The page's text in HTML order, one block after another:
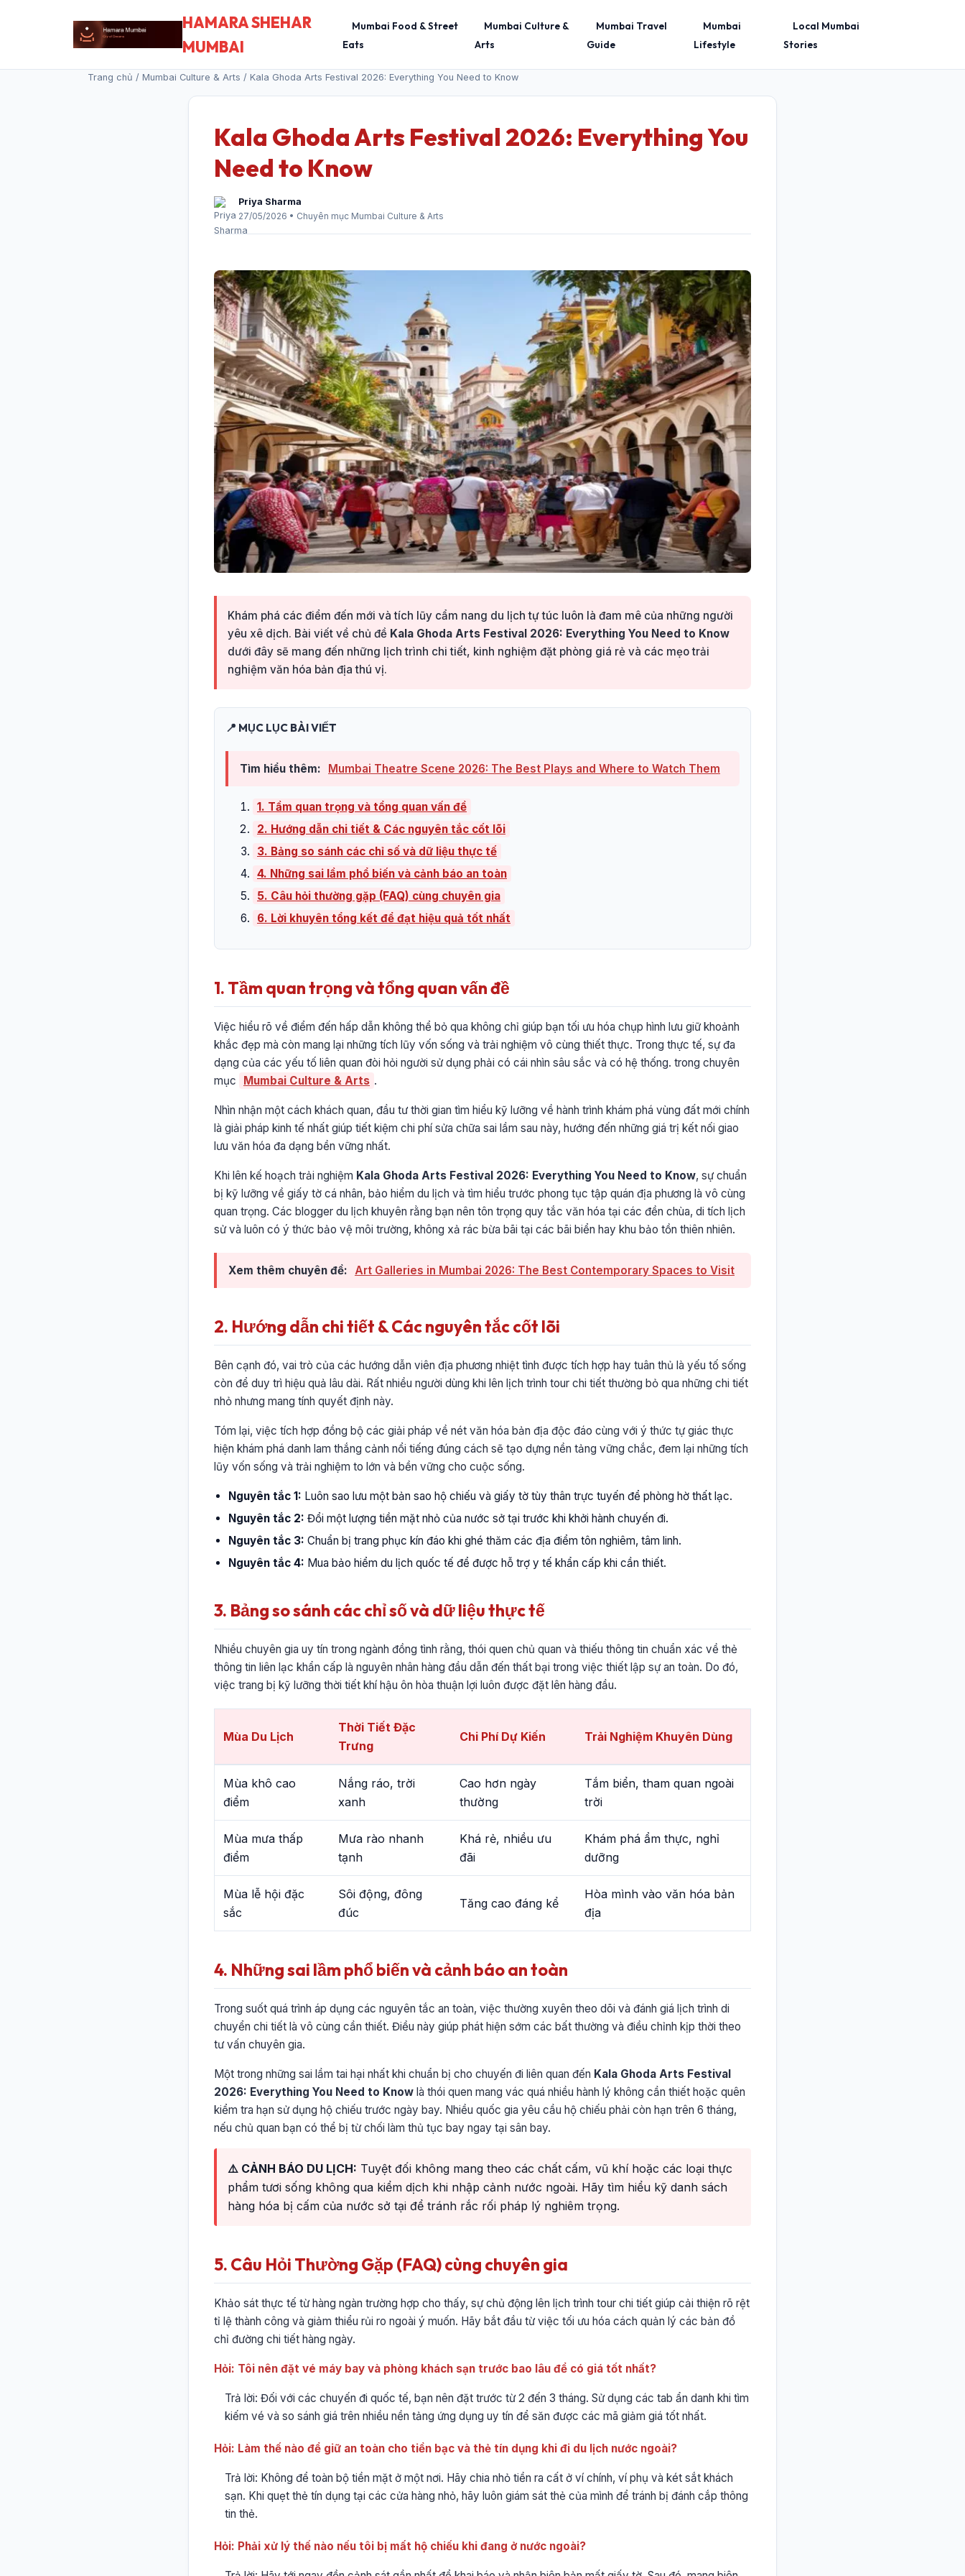
HAMARA SHEHAR
MUMBAI
Mumbai Food & Street
Eats
Mumbai Culture &
Arts
Mumbai Travel
Guide
Mumbai
Lifestyle
Local Mumbai
Stories
Trang chủ / Mumbai Culture & Arts / Kala Ghoda Arts Festival 2026: Everything You Need to Know
Kala Ghoda Arts Festival 2026: Everything You
Need to Know
Priya Sharma
27/05/2026 • Chuyên mục Mumbai Culture & Arts
Khám phá các điểm đến mới và tích lũy cẩm nang du lịch tự túc luôn là đam mê của những người
yêu xê dịch. Bài viết về chủ đề Kala Ghoda Arts Festival 2026: Everything You Need to Know
dưới đây sẽ mang đến những lịch trình chi tiết, kinh nghiệm đặt phòng giá rẻ và các mẹo trải
nghiệm văn hóa bản địa thú vị.
📍 MỤC LỤC BÀI VIẾT
Tìm hiểu thêm: Mumbai Theatre Scene 2026: The Best Plays and Where to Watch Them
1. Tầm quan trọng và tổng quan vấn đề
2. Hướng dẫn chi tiết & Các nguyên tắc cốt lõi
3. Bảng so sánh các chỉ số và dữ liệu thực tế
4. Những sai lầm phổ biến và cảnh báo an toàn
5. Câu hỏi thường gặp (FAQ) cùng chuyên gia
6. Lời khuyên tổng kết để đạt hiệu quả tốt nhất
1. Tầm quan trọng và tổng quan vấn đề
Việc hiểu rõ về điểm đến hấp dẫn không thể bỏ qua không chỉ giúp bạn tối ưu hóa chụp hình lưu giữ khoảnh
khắc đẹp mà còn mang lại những tích lũy vốn sống và trải nghiệm vô cùng thiết thực. Trong thực tế, sự đa
dạng của các yếu tố liên quan đòi hỏi người sử dụng phải có cái nhìn sâu sắc và có hệ thống. trong chuyên
mục
Mumbai Culture & Arts .
Nhìn nhận một cách khách quan, đầu tư thời gian tìm hiểu kỹ lưỡng về hành trình khám phá vùng đất mới chính
là giải pháp kinh tế nhất giúp tiết kiệm chi phí sửa chữa sai lầm sau này, hướng đến những giá trị kết nối giao
lưu văn hóa đa dạng bền vững nhất.
Khi lên kế hoạch trải nghiệm Kala Ghoda Arts Festival 2026: Everything You Need to Know, sự chuẩn
bị kỹ lưỡng về giấy tờ cá nhân, bảo hiểm du lịch và tìm hiểu trước phong tục tập quán địa phương là vô cùng
quan trọng. Các blogger du lịch khuyên rằng bạn nên tôn trọng quy tắc văn hóa tại các đền chùa, di tích lịch
sử và luôn có ý thức bảo vệ môi trường, không xả rác bừa bãi tại các bãi biển hay khu bảo tồn thiên nhiên.
Xem thêm chuyên đề: Art Galleries in Mumbai 2026: The Best Contemporary Spaces to Visit
2. Hướng dẫn chi tiết & Các nguyên tắc cốt lõi
Bên cạnh đó, vai trò của các hướng dẫn viên địa phương nhiệt tình được tích hợp hay tuân thủ là yếu tố sống
còn để duy trì hiệu quả lâu dài. Rất nhiều người dùng khi lên lịch trình tour chi tiết thường bỏ qua những chi tiết
nhỏ nhưng mang tính quyết định này.
Tóm lại, việc tích hợp đồng bộ các giải pháp về nét văn hóa bản địa độc đáo cùng với ý thức tự giác thực
hiện khám phá danh lam thắng cảnh nổi tiếng đúng cách sẽ tạo dựng nền tảng vững chắc, đem lại những tích
lũy vốn sống và trải nghiệm to lớn và bền vững cho cuộc sống.
Nguyên tắc 1: Luôn sao lưu một bản sao hộ chiếu và giấy tờ tùy thân trực tuyến để phòng hờ thất lạc.
Nguyên tắc 2: Đổi một lượng tiền mặt nhỏ của nước sở tại trước khi khởi hành chuyến đi.
Nguyên tắc 3: Chuẩn bị trang phục kín đáo khi ghé thăm các địa điểm tôn nghiêm, tâm linh.
Nguyên tắc 4: Mua bảo hiểm du lịch quốc tế để được hỗ trợ y tế khẩn cấp khi cần thiết.
3. Bảng so sánh các chỉ số và dữ liệu thực tế
Nhiều chuyên gia uy tín trong ngành đồng tình rằng, thói quen chủ quan và thiếu thông tin chuẩn xác về thẻ
thông tin liên lạc khẩn cấp là nguyên nhân hàng đầu dẫn đến thất bại trong việc thiết lập sự an toàn. Do đó,
việc trang bị kỹ lưỡng thời tiết khí hậu ôn hòa thuận lợi luôn được đặt lên hàng đầu.
Mùa Du Lịch
Thời Tiết Đặc
Trưng
Chi Phí Dự Kiến Trải Nghiệm Khuyên Dùng
Mùa khô cao
điểm
Nắng ráo, trời
xanh
Cao hơn ngày
thường
Tắm biển, tham quan ngoài
trời
Mùa mưa thấp
điểm
Mưa rào nhanh
tạnh
Khá rẻ, nhiều ưu
đãi
Khám phá ẩm thực, nghỉ
dưỡng
Mùa lễ hội đặc
sắc
Sôi động, đông
đúc
Tăng cao đáng kể
Hòa mình vào văn hóa bản
địa
4. Những sai lầm phổ biến và cảnh báo an toàn
Trong suốt quá trình áp dụng các nguyên tắc an toàn, việc thường xuyên theo dõi và đánh giá lịch trình di
chuyển chi tiết là vô cùng cần thiết. Điều này giúp phát hiện sớm các bất thường và điều chỉnh kịp thời theo
tư vấn chuyên gia.
Một trong những sai lầm tai hại nhất khi chuẩn bị cho chuyến đi liên quan đến Kala Ghoda Arts Festival
2026: Everything You Need to Know là thói quen mang vác quá nhiều hành lý không cần thiết hoặc quên
kiểm tra hạn sử dụng hộ chiếu trước ngày bay. Nhiều quốc gia yêu cầu hộ chiếu phải còn hạn trên 6 tháng,
nếu chủ quan bạn có thể bị từ chối làm thủ tục bay ngay tại sân bay.
⚠️ CẢNH BÁO DU LỊCH: Tuyệt đối không mang theo các chất cấm, vũ khí hoặc các loại thực
phẩm tươi sống không qua kiểm dịch khi nhập cảnh nước ngoài. Hãy tìm hiểu kỹ danh sách
hàng hóa bị cấm của nước sở tại để tránh rắc rối pháp lý nghiêm trọng.
5. Câu Hỏi Thường Gặp (FAQ) cùng chuyên gia
Khảo sát thực tế từ hàng ngàn trường hợp cho thấy, sự chủ động lên lịch trình tour chi tiết giúp cải thiện rõ rệt
tỉ lệ thành công và giảm thiểu rủi ro ngoài ý muốn. Hãy bắt đầu từ việc tối ưu hóa cách quản lý các bản đồ
chỉ đường chi tiết hàng ngày.
Hỏi: Tôi nên đặt vé máy bay và phòng khách sạn trước bao lâu để có giá tốt nhất?
Trả lời: Đối với các chuyến đi quốc tế, bạn nên đặt trước từ 2 đến 3 tháng. Sử dụng các tab ẩn danh khi tìm
kiếm vé và so sánh giá trên nhiều nền tảng ứng dụng uy tín để săn được các mã giảm giá tốt nhất.
Hỏi: Làm thế nào để giữ an toàn cho tiền bạc và thẻ tín dụng khi đi du lịch nước ngoài?
Trả lời: Không để toàn bộ tiền mặt ở một nơi. Hãy chia nhỏ tiền ra cất ở ví chính, ví phụ và két sắt khách
sạn. Khi quẹt thẻ tín dụng tại các cửa hàng nhỏ, hãy luôn giám sát thẻ của mình để tránh bị đánh cắp thông
tin thẻ.
Hỏi: Phải xử lý thế nào nếu tôi bị mất hộ chiếu khi đang ở nước ngoài?